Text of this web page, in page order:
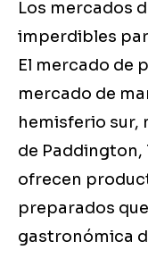
Los mercados
imperdibles
El mercado de
mercado de
hemisferio sur,
de Paddington,
ofrecen
preparados
gastronómica